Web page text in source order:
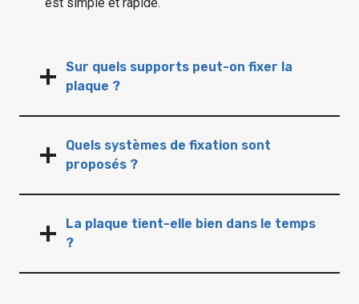
est simple et rapide.
Sur quels supports peut-on fixer la
plaque ?
Quels systèmes de fixation sont
proposés ?
La plaque tient-elle bien dans le temps
?